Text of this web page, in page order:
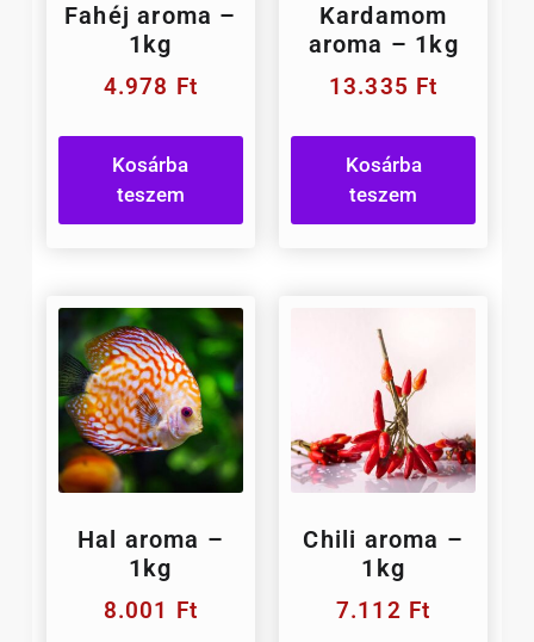
Fahéj aroma –
1kg
4.978 Ft
Kosárba
teszem
Kardamom
aroma – 1kg
13.335 Ft
Kosárba
teszem
Hal aroma –
1kg
8.001 Ft
Chili aroma –
1kg
7.112 Ft